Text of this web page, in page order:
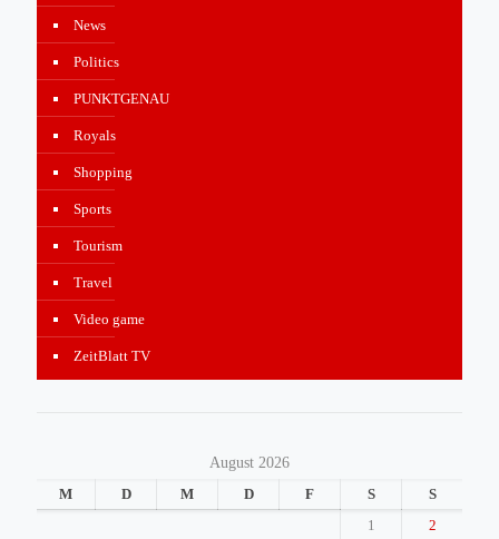
News
Politics
PUNKTGENAU
Royals
Shopping
Sports
Tourism
Travel
Video game
ZeitBlatt TV
August 2026
M
D M D F S
S
1
2